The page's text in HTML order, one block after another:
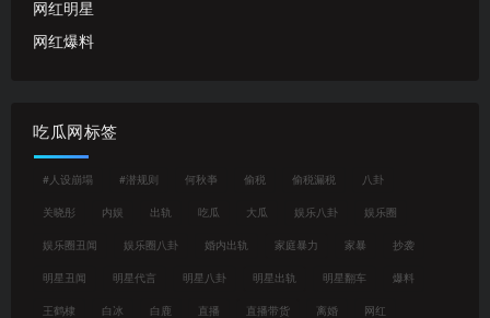
网红明星
网红爆料
吃瓜网标签
#人设崩塌 #潜规则 何秋亊 偷税 偷税漏税 八卦
关晓彤 内娱 出轨 吃瓜 大瓜 娱乐八卦 娱乐圈
娱乐圈丑闻 娱乐圈八卦 婚内出轨 家庭暴力 家暴 抄袭
明星丑闻 明星代言 明星八卦 明星出轨 明星翻车 爆料
王鹤棣 白冰 白鹿 直播 直播带货 离婚 网红